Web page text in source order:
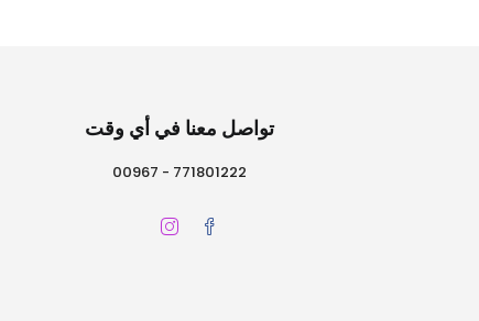
تواصل معنا في أي وقت
771801222 - 00967